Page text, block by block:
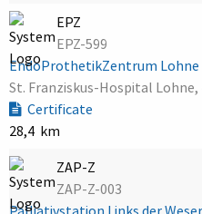
EPZ
EPZ-599
EndoProthetikZentrum Lohne
St. Franziskus-Hospital
Certificate
28,4 km
ZAP-Z
ZAP-Z-003
Palliativstation Links der